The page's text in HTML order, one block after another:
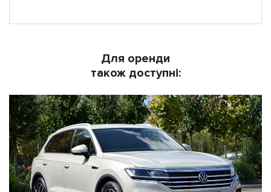
Для оренди
також доступні: